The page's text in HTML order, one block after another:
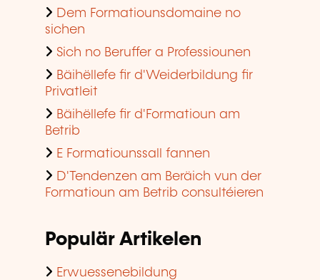
Dem Formatiounsdomaine no
sichen
Sich no Beruffer a Professiounen
Bäihëllefe fir d'Weiderbildung fir
Privatleit
Bäihëllefe fir d'Formatioun am
Betrib
E Formatiounssall fannen
D'Tendenzen am Beräich vun der
Formatioun am Betrib consultéieren
Populär Artikelen
Erwuessenebildung